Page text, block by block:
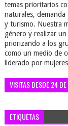
temas prioritarios
naturales,
y turismo. Nuestra
género y realizar
priorizando a los
como un medio de
liderado por
VISITAS DESDE 24
ETIQUETAS